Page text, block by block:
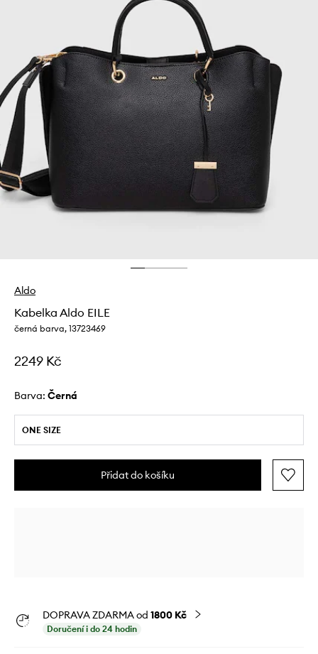
Aldo
Kabelka Aldo EILE
černá barva, 13723469
2249 Kč
Barva: černá
ONE SIZE
Přidat do košíku
DOPRAVA ZDARMA od 1800 Kč
Doručení i do 24 hodin